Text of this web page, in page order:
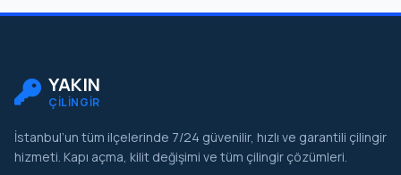
Şile
Tuzla
Üsküdar
YAKIN
ÇİLİNGİR
İstanbul’un tüm ilçelerinde 7/24 güvenilir, hızlı ve garantili çilingir
hizmeti. Kapı açma, kilit değişimi ve tüm çilingir çözümleri.